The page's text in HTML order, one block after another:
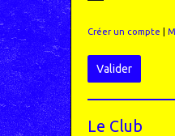
Créer un compte
Valider
Le Club